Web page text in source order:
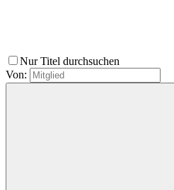
Nur Titel durchsuchen
Von: